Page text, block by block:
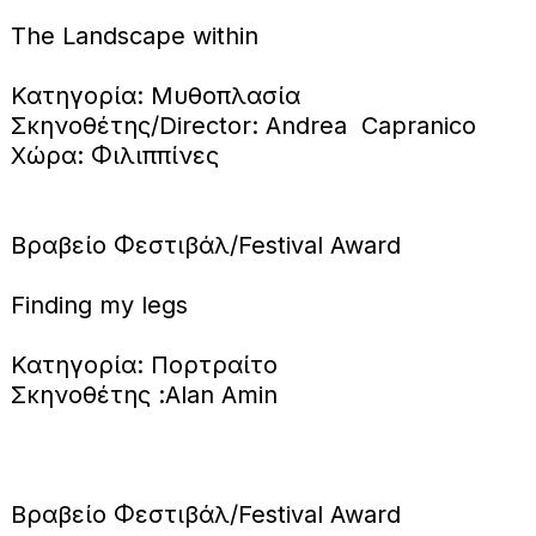
Τhe Landscape within
Κατηγορία: Μυθοπλασία
Σκηνοθέτης/Director: Andrea Capranico
Χώρα: Φιλιππίνες
Βραβείο Φεστιβάλ/Festival Award
Finding my legs
Κατηγορία: Πορτραίτο
Σκηνοθέτης :Alan Amin
Βραβείο Φεστιβάλ/Festival Award